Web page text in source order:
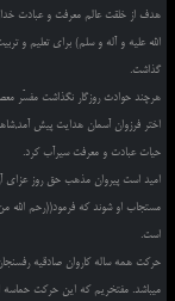
هدف از خلقت عالم معرفت و عبادت
الله علیه و آله و سلم) برای تعلیم و
گذاشت.
هرچند حوادث روزگار نگذاشت مفسّر
اختر فرزوان آسمان هدایت پیش
حیات عبادت و معرفت سیرآب کرد.
امید است پیروان مذهب حق روز عزای
مستجاب او شوند که فرمود((رحم الله
است.
حرکت همه ساله کاروان صادقیه
میباشد. مفتخریم که این حرکت حماسه